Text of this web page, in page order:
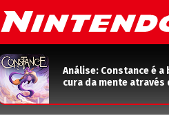
Análise: Constance é a
cura da mente através